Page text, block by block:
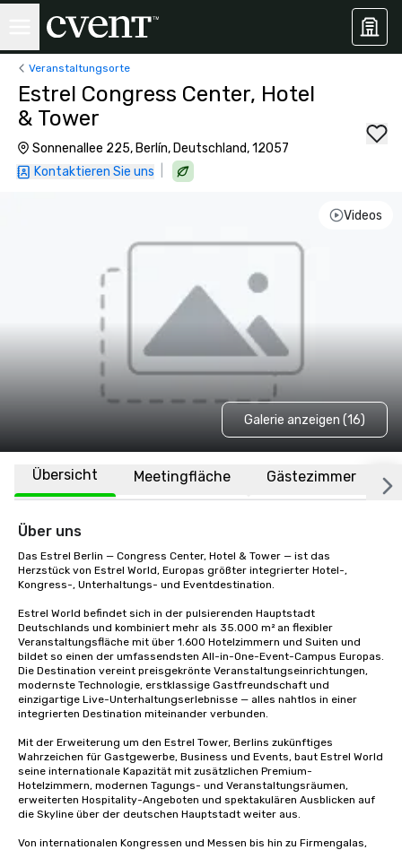
Veranstaltungsorte
Estrel Congress Center, Hotel
& Tower
Sonnenallee 225, Berlín, Deutschland, 12057
Kontaktieren Sie uns
Videos
Galerie anzeigen (16)
Übersicht Meetingfläche Gästezimmer
Über uns
Das Estrel Berlin — Congress Center, Hotel & Tower — ist das
Herzstück von Estrel World, Europas größter integrierter Hotel-,
Kongress-, Unterhaltungs- und Eventdestination.
Estrel World befindet sich in der pulsierenden Hauptstadt
Deutschlands und kombiniert mehr als 35.000 m² an flexibler
Veranstaltungsfläche mit über 1.600 Hotelzimmern und Suiten und
bildet so einen der umfassendsten All-in-One-Event-Campus Europas.
Die Destination vereint preisgekrönte Veranstaltungseinrichtungen,
modernste Technologie, erstklassige Gastfreundschaft und
einzigartige Live-Unterhaltungserlebnisse — alles nahtlos in einer
integrierten Destination miteinander verbunden.
Mit der Erweiterung um den Estrel Tower, Berlins zukünftiges
Wahrzeichen für Gastgewerbe, Business und Events, baut Estrel World
seine internationale Kapazität mit zusätzlichen Premium-
Hotelzimmern, modernen Tagungs- und Veranstaltungsräumen,
erweiterten Hospitality-Angeboten und spektakulären Ausblicken auf
die Skyline über der deutschen Hauptstadt weiter aus.
Von internationalen Kongressen und Messen bis hin zu Firmengalas,